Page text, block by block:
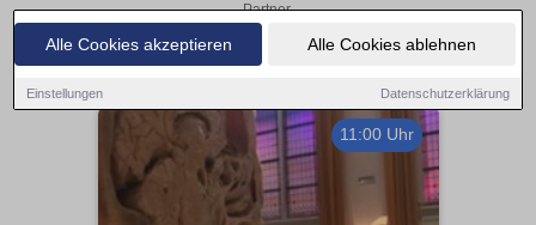
Alle Cookies akzeptieren Alle Cookies ablehnen
Einstellungen Datenschutzerklärung
Partner.
11:00 Uhr